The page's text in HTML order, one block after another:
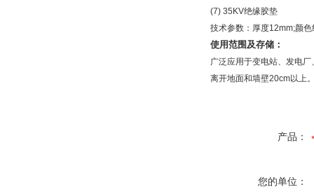
(7) 35KV绝缘胶垫
技术参数：厚度12mm;颜
使用范围及存储：
广泛应用于变电站、发电
离开地面和墙壁20cm以上
产品：
您的单位：